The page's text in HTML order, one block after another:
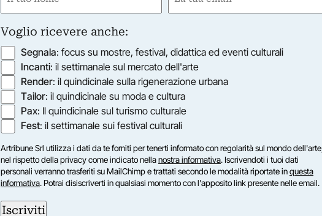
Voglio ricevere anche:
Segnala: focus su mostre, festival, didattica ed eventi culturali
Incanti: il settimanale sul mercato dell'arte
Render: il quindicinale sulla rigenerazione urbana
Tailor: il quindicinale su moda e cultura
Pax: Il quindicinale sul turismo culturale
Fest: il settimanale sui festival culturali
Artribune Srl utilizza i dati da te forniti per tenerti informato con regolarità sul mondo dell'arte,
nel rispetto della privacy come indicato nellanostra informativa. Iscrivendoti i tuoi dati
personali verranno trasferiti su MailChimp e trattati secondo le modalità riportate inquesta
informativa. Potrai disiscriverti in qualsiasi momento con l'apposito link presente nelle email.
Iscriviti